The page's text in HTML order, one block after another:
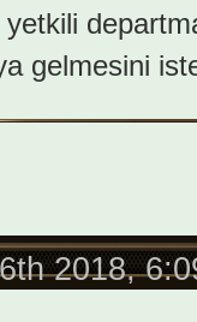
yetkili
gelmesini
2018,